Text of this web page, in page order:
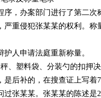
序，办案部门进行了第二
严重侵犯张某某的权利。
人申请法庭重新称量。
秤、塑料袋、分装勺的扣押
是后补的，在搜查证上写着7
过张某某。张某某的陈述是